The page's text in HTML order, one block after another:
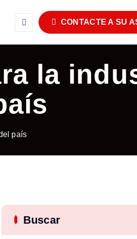
CONTACTE A SU
la
país
Buscar